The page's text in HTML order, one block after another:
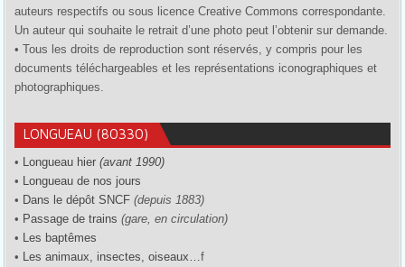
auteurs respectifs ou sous licence Creative Commons correspondante.
Un auteur qui souhaite le retrait d’une photo peut l’obtenir sur demande.
• Tous les droits de reproduction sont réservés, y compris pour les
documents téléchargeables et les représentations iconographiques et
photographiques.
LONGUEAU (80330)
• Longueau hier (avant 1990)
•
Longueau de nos jours
• Dans le dépôt SNCF (depuis 1883)
• Passage de trains (gare, en circulation)
•
Les baptêmes
•
Les animaux, insectes, oiseaux…f